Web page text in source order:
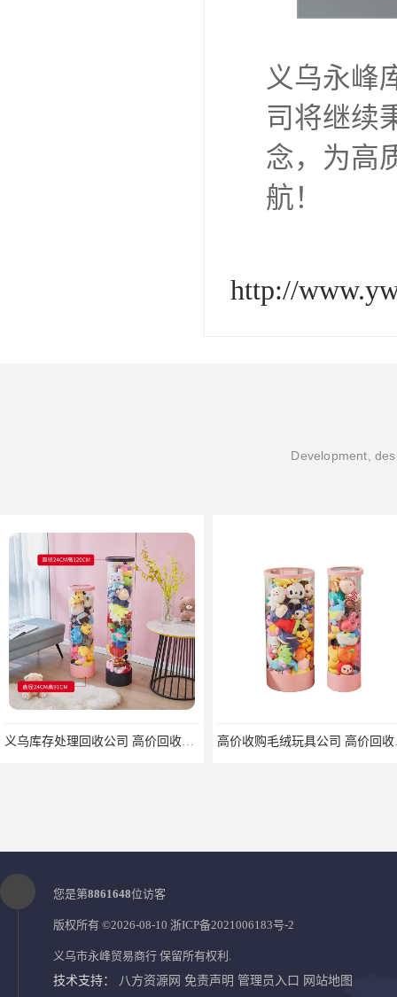
义乌永峰
司将继续
念，为高
航！
http://
Development,
义乌库存处理回收公司 高价回收库存积压 大量尾货回收 高价收
库存积压处理公司 义乌市永峰贸易商行
您是第8861648位访客
版权所有 ©2026-08-10 浙ICP备2021006183号-2
义乌市永峰贸易商行 保留所有权利.
技术支持： 八方资源网 免责声明 管理员入口 网站地图